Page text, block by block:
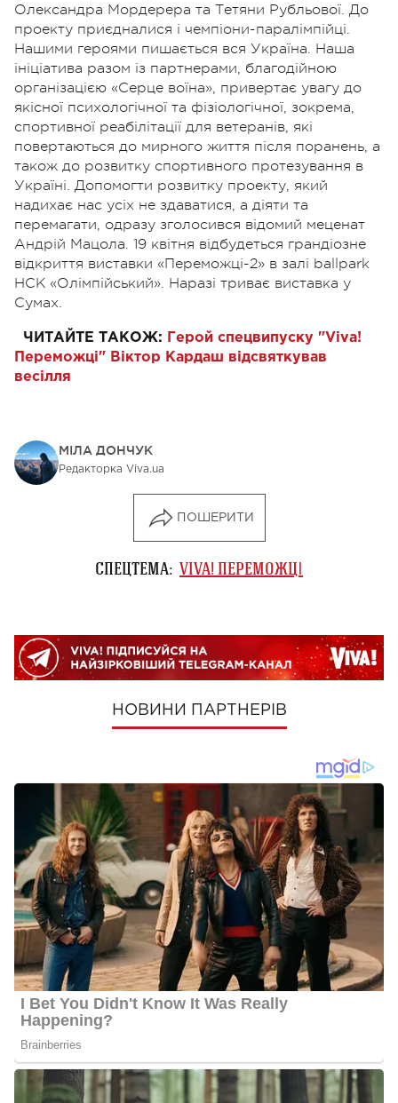
Олександра Мордерера та Тетяни Рубльової. До
проекту приєдналися і чемпіони-паралімпійці.
Нашими героями пишається вся Україна. Наша
ініціатива разом із партнерами, благодійною
організацією «Серце воїна», привертає увагу до
якісної психологічної та фізіологічної, зокрема,
спортивної реабілітації для ветеранів, які
повертаються до мирного життя після поранень, а
також до розвитку спортивного протезування в
Україні. Допомогти розвитку проекту, який
надихає нас усіх не здаватися, а діяти та
перемагати, одразу зголосився відомий меценат
Андрій Мацола. 19 квітня відбудеться грандіозне
відкриття виставки «Переможці-2» в залі ballpark
НСК «Олімпійський». Наразі триває виставка у
Сумах.
ЧИТАЙТЕ ТАКОЖ:
Герой спецвипуску "Viva!
Переможці" Віктор Кардаш відсвяткував
весілля
МІЛА ДОНЧУК
Редакторка Viva.ua
ПОШЕРИТИ
СПЕЦТЕМА: VIVA! ПЕРЕМОЖЦІ
НОВИНИ ПАРТНЕРІВ